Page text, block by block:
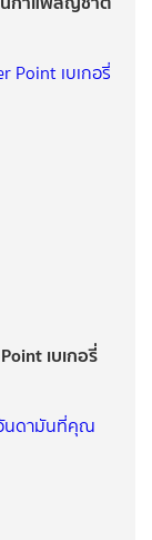
เบเกอรี่